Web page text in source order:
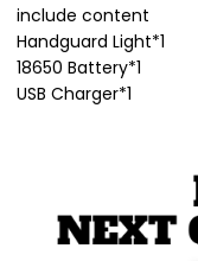
include content
Handguard Light*1
18650 Battery*1
USB Charger*1